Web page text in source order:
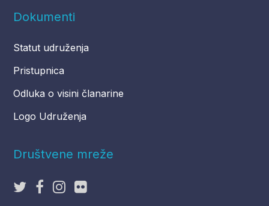
Dokumenti
Statut udruženja
Pristupnica
Odluka o visini članarine
Logo Udruženja
Društvene mreže